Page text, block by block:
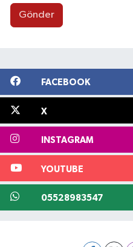
Gönder
FACEBOOK
X
INSTAGRAM
YOUTUBE
05528983547